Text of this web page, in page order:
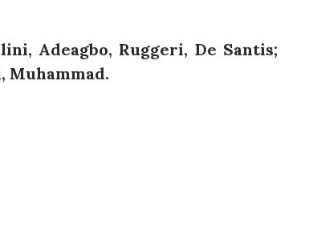
Adeagbo, Ruggeri, De Santis;
Muhammad.